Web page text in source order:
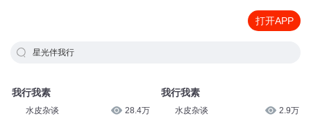
打开APP
星光伴我行
我行我素
水皮杂谈 28.4万
我行我素
水皮杂谈 2.9万